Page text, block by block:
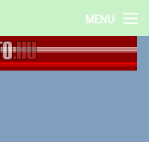
MENU